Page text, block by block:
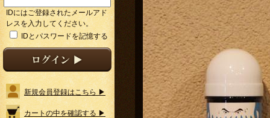
IDにはご登録されたメールアド
レスを入力してください。
IDとパスワードを記憶する
新規会員登録はこちら ▶
カートの中を確認する ▶